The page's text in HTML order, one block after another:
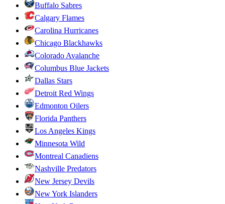
Buffalo Sabres
Calgary Flames
Carolina Hurricanes
Chicago Blackhawks
Colorado Avalanche
Columbus Blue Jackets
Dallas Stars
Detroit Red Wings
Edmonton Oilers
Florida Panthers
Los Angeles Kings
Minnesota Wild
Montreal Canadiens
Nashville Predators
New Jersey Devils
New York Islanders